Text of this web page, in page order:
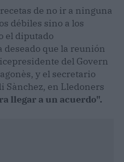
de no ir a ninguna
débiles sino a los
el diputado
que la reunión
del Govern
y el secretario
Sànchez, en Lledoners
llegar a un acuerdo".